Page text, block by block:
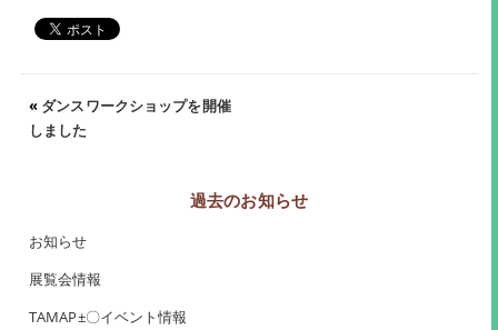
« ダンスワークショップを開催
しました
過去のお知らせ
お知らせ
展覧会情報
TAMAP±〇イベント情報